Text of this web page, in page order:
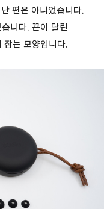
편은 아니었습니다.
니다. 끈이 달린
잡는 모양입니다.